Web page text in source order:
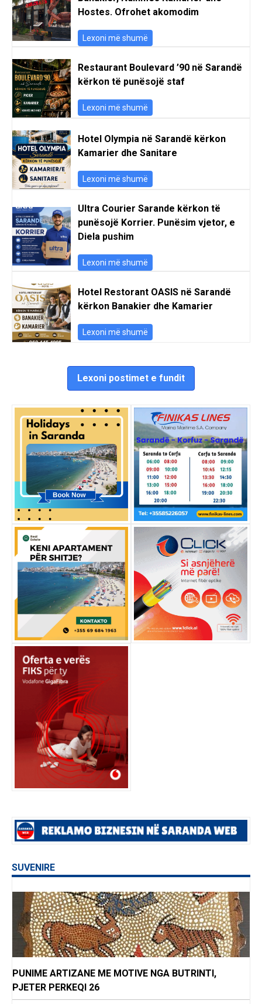
Hostes. Ofrohet akomodim
Lexoni më shumë
Restaurant Boulevard ’90 në Sarandë
kërkon të punësojë staf
Lexoni më shumë
Hotel Olympia në Sarandë kërkon
Kamarier dhe Sanitare
Lexoni më shumë
Ultra Courier Sarande kërkon të
punësojë Korrier. Punësim vjetor, e
Diela pushim
Lexoni më shumë
Hotel Restorant OASIS në Sarandë
kërkon Banakier dhe Kamarier
Lexoni më shumë
Lexoni postimet e fundit
SUVENIRE
PUNIME ARTIZANE ME MOTIVE NGA BUTRINTI,
PJETER PERKEQI 26